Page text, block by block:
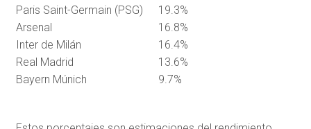
Paris Saint-Germain (PSG)
19.3%
Arsenal
16.8%
Inter de Milán
16.4%
Real Madrid
13.6%
Bayern Múnich
9.7%